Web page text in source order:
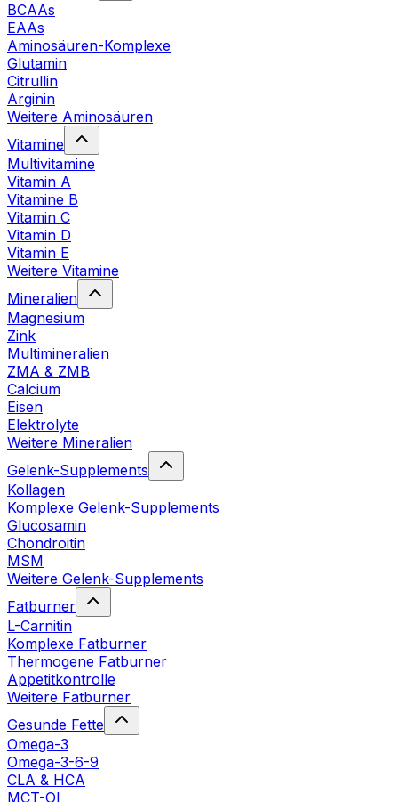
BCAAs
EAAs
Aminosäuren-Komplexe
Glutamin
Citrullin
Arginin
Weitere Aminosäuren
Vitamine
Multivitamine
Vitamin A
Vitamine B
Vitamin C
Vitamin D
Vitamin E
Weitere Vitamine
Mineralien
Magnesium
Zink
Multimineralien
ZMA & ZMB
Calcium
Eisen
Elektrolyte
Weitere Mineralien
Gelenk-Supplements
Kollagen
Komplexe Gelenk-Supplements
Glucosamin
Chondroitin
MSM
Weitere Gelenk-Supplements
Fatburner
L-Carnitin
Komplexe Fatburner
Thermogene Fatburner
Appetitkontrolle
Weitere Fatburner
Gesunde Fette
Omega-3
Omega-3-6-9
CLA & HCA
MCT-Öl